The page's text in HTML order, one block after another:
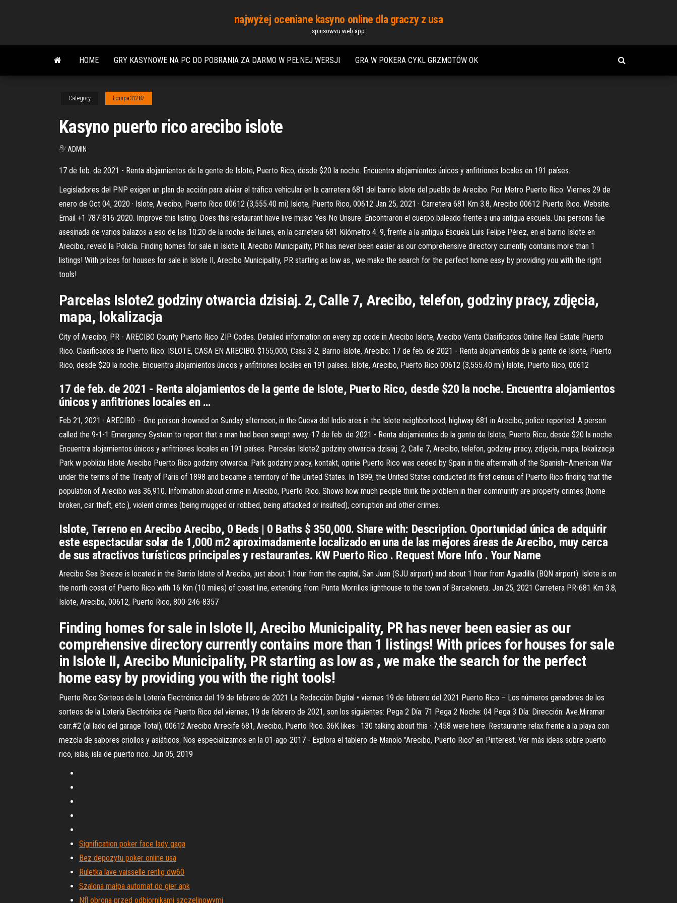
content
najwyżej oceniane kasyno online dla graczy z usa
spinsowvu.web.app
HOME GRY KASYNOWE NA PC DO POBRANIA ZA DARMO W PEŁNEJ WERSJI GRA W POKERA CYKL GRZMOTÓW OK
Category Lompa31287
Kasyno puerto rico arecibo islote
By ADMIN
17 de feb. de 2021 - Renta alojamientos de la gente de Islote, Puerto Rico, desde $20 la noche. Encuentra alojamientos únicos y anfitriones locales en 191 países.
Legisladores del PNP exigen un plan de acción para aliviar el tráfico vehicular en la carretera 681 del barrio Islote del pueblo de Arecibo. Por Metro Puerto Rico. Viernes 29 de
enero de Oct 04, 2020 · Islote, Arecibo, Puerto Rico 00612 (3,555.40 mi) Islote, Puerto Rico, 00612 Jan 25, 2021 · Carretera 681 Km 3.8, Arecibo 00612 Puerto Rico. Website.
Email +1 787-816-2020. Improve this listing. Does this restaurant have live music Yes No Unsure. Encontraron el cuerpo baleado frente a una antigua escuela. Una persona fue
asesinada de varios balazos a eso de las 10:20 de la noche del lunes, en la carretera 681 Kilómetro 4. 9, frente a la antigua Escuela Luis Felipe Pérez, en el barrio Islote en
Arecibo, reveló la Policía. Finding homes for sale in Islote II, Arecibo Municipality, PR has never been easier as our comprehensive directory currently contains more than 1
listings! With prices for houses for sale in Islote II, Arecibo Municipality, PR starting as low as , we make the search for the perfect home easy by providing you with the right
tools!
Parcelas Islote2 godziny otwarcia dzisiaj. 2, Calle 7, Arecibo, telefon, godziny pracy, zdjęcia,
mapa, lokalizacja
City of Arecibo, PR - ARECIBO County Puerto Rico ZIP Codes. Detailed information on every zip code in Arecibo Islote, Arecibo Venta Clasificados Online Real Estate Puerto
Rico. Clasificados de Puerto Rico. ISLOTE, CASA EN ARECIBO. $155,000, Casa 3-2, Barrio-Islote, Arecibo: 17 de feb. de 2021 - Renta alojamientos de la gente de Islote, Puerto
Rico, desde $20 la noche. Encuentra alojamientos únicos y anfitriones locales en 191 países. Islote, Arecibo, Puerto Rico 00612 (3,555.40 mi) Islote, Puerto Rico, 00612
17 de feb. de 2021 - Renta alojamientos de la gente de Islote, Puerto Rico, desde $20 la noche. Encuentra alojamientos
únicos y anfitriones locales en …
Feb 21, 2021 · ARECIBO – One person drowned on Sunday afternoon, in the Cueva del Indio area in the Islote neighborhood, highway 681 in Arecibo, police reported. A person
called the 9-1-1 Emergency System to report that a man had been swept away. 17 de feb. de 2021 - Renta alojamientos de la gente de Islote, Puerto Rico, desde $20 la noche.
Encuentra alojamientos únicos y anfitriones locales en 191 países. Parcelas Islote2 godziny otwarcia dzisiaj. 2, Calle 7, Arecibo, telefon, godziny pracy, zdjęcia, mapa, lokalizacja
Park w pobliżu Islote Arecibo Puerto Rico godziny otwarcia. Park godziny pracy, kontakt, opinie Puerto Rico was ceded by Spain in the aftermath of the Spanish–American War
under the terms of the Treaty of Paris of 1898 and became a territory of the United States. In 1899, the United States conducted its first census of Puerto Rico finding that the
population of Arecibo was 36,910. Information about crime in Arecibo, Puerto Rico. Shows how much people think the problem in their community are property crimes (home
broken, car theft, etc.), violent crimes (being mugged or robbed, being attacked or insulted), corruption and other crimes.
Islote, Terreno en Arecibo Arecibo, 0 Beds | 0 Baths $ 350,000. Share with: Description. Oportunidad única de adquirir
este espectacular solar de 1,000 m2 aproximadamente localizado en una de las mejores áreas de Arecibo, muy cerca
de sus atractivos turísticos principales y restaurantes. KW Puerto Rico . Request More Info . Your Name
Arecibo Sea Breeze is located in the Barrio Islote of Arecibo, just about 1 hour from the capital, San Juan (SJU airport) and about 1 hour from Aguadilla (BQN airport). Islote is on
the north coast of Puerto Rico with 16 Km (10 miles) of coast line, extending from Punta Morrillos lighthouse to the town of Barceloneta. Jan 25, 2021 Carretera PR-681 Km 3.8,
Islote, Arecibo, 00612, Puerto Rico, 800-246-8357
Finding homes for sale in Islote II, Arecibo Municipality, PR has never been easier as our
comprehensive directory currently contains more than 1 listings! With prices for houses for sale
in Islote II, Arecibo Municipality, PR starting as low as , we make the search for the perfect
home easy by providing you with the right tools!
Puerto Rico Sorteos de la Lotería Electrónica del 19 de febrero de 2021 La Redacción Digital • viernes 19 de febrero del 2021 Puerto Rico – Los números ganadores de los
sorteos de la Lotería Electrónica de Puerto Rico del viernes, 19 de febrero de 2021, son los siguientes: Pega 2 Día: 71 Pega 2 Noche: 04 Pega 3 Día: Dirección: Ave.Miramar
carr.#2 (al lado del garage Total), 00612 Arecibo Arrecife 681, Arecibo, Puerto Rico. 36K likes · 130 talking about this · 7,458 were here. Restaurante relax frente a la playa con
mezcla de sabores criollos y asiáticos. Nos especializamos en la 01-ago-2017 - Explora el tablero de Manolo "Arecibo, Puerto Rico" en Pinterest. Ver más ideas sobre puerto
rico, islas, isla de puerto rico. Jun 05, 2019
Signification poker face lady gaga
Bez depozytu poker online usa
Ruletka lave vaisselle renlig dw60
Szalona małpa automat do gier apk
Nfl obrona przed odbiornikami szczelinowymi